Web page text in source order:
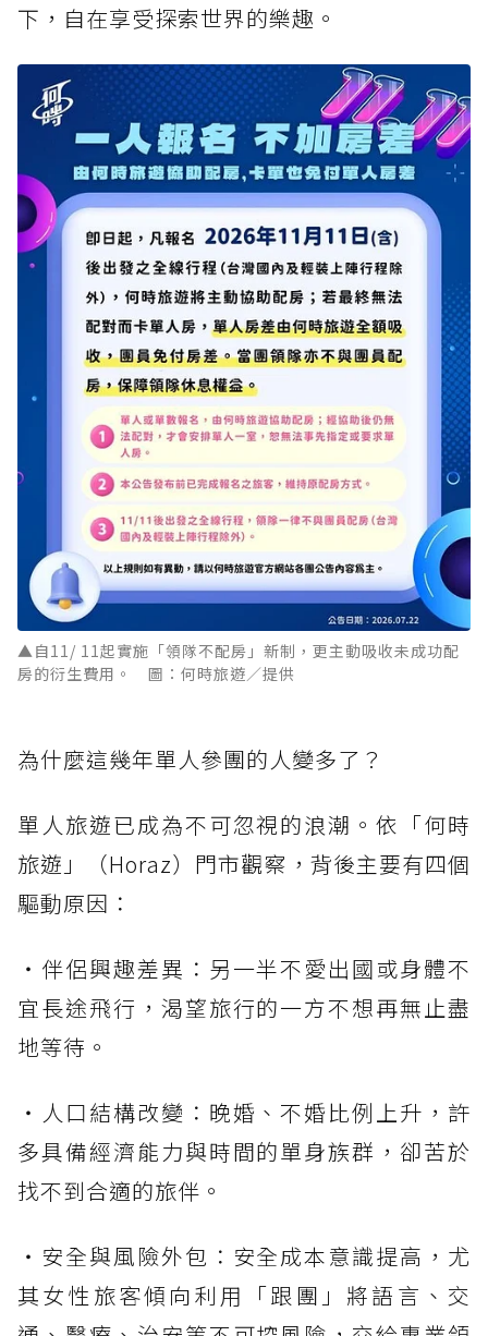
下，自在享受探索世界的樂趣。
▲自11/ 11起實施「領隊不配房」新制，更主動吸收未成功配
房的衍生費用。 圖：何時旅遊／提供
為什麼這幾年單人參團的人變多了？
單人旅遊已成為不可忽視的浪潮。依「何時
旅遊」（Horaz）門市觀察，背後主要有四個
驅動原因：
・伴侶興趣差異：另一半不愛出國或身體不
宜長途飛行，渴望旅行的一方不想再無止盡
地等待。
・人口結構改變：晚婚、不婚比例上升，許
多具備經濟能力與時間的單身族群，卻苦於
找不到合適的旅伴。
・安全與風險外包：安全成本意識提高，尤
其女性旅客傾向利用「跟團」將語言、交